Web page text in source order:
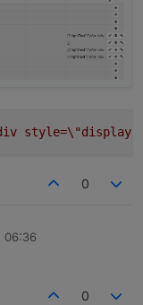
style=
\"
0
06:36
0